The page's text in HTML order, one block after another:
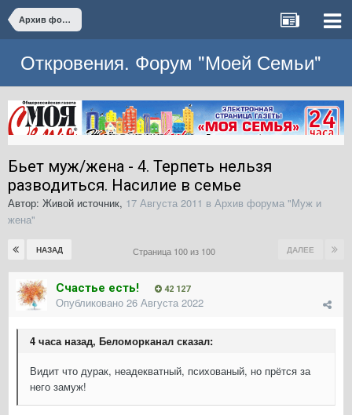
Архив форума "Муж и жена"
Откровения. Форум "Моей Семьи"
Бьет муж/жена - 4. Терпеть нельзя
разводиться. Насилие в семье
Автор: Живой источник, 17 Августа 2011 в Архив форума "Муж и
жена"
НАЗАД ДАЛЕЕ
Страница 100 из 100
Счастье есть! 42 127
Опубликовано 26 Августа 2022
4 часа назад, Беломорканал сказал:
Видит что дурак, неадекватный, психованый, но прётся за
него замуж!